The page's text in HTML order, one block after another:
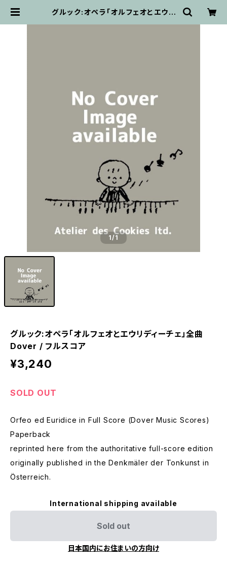
グルック:オペラ「オルフェオとエウリ
1/1
グルック:オペラ「オルフェオとエウリディーチェ」全曲
Dover / フルスコア
¥3,240
SOLD OUT
Orfeo ed Euridice in Full Score (Dover Music Scores)
Paperback
reprinted here from the authoritative full-score edition
originally published in the Denkmäler der Tonkunst in
Österreich.
International shipping available
Sold out
日本国内にお住まいの方向け